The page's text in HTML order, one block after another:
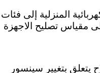
المنزلية إلى فئات
مقياس تصليح الاجهزة
يتعلق بتغيير سينسور